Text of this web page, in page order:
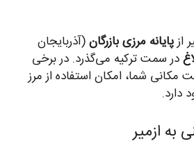
ازپایانه مرزی بازرگان(آذربایجان
در سمت ترکیه می‌گذرد. در برخی
مکانی شما، امکان استفاده از مرز
دارد.
به ازمیر